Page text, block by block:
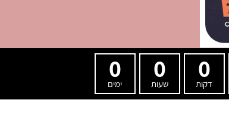
0
דקות
0
שעות
0
ימים